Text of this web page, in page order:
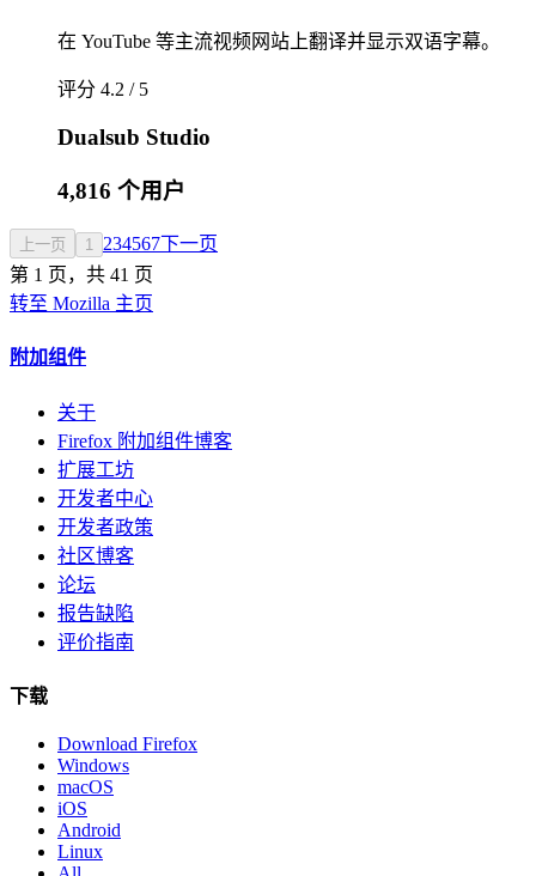
在 YouTube 等主流视频网站上翻译并显示双语字幕。
评分 4.2 / 5
Dualsub Studio
4,816 个用户
上一页 1 234567下一页
第 1 页，共 41 页
转至 Mozilla 主页
附加组件
关于
Firefox 附加组件博客
扩展工坊
开发者中心
开发者政策
社区博客
论坛
报告缺陷
评价指南
下载
Download Firefox
Windows
macOS
iOS
Android
Linux